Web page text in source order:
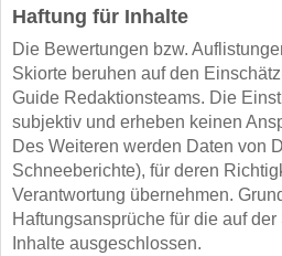
Haftung für Inhalte
Die Bewertungen bzw.
Skiorte beruhen auf den
Guide Redaktionsteams. Die
subjektiv und erheben keinen
Des Weiteren werden Daten von
Schneeberichte), für deren
Verantwortung übernehmen.
Haftungsansprüche für die auf
Inhalte ausgeschlossen.